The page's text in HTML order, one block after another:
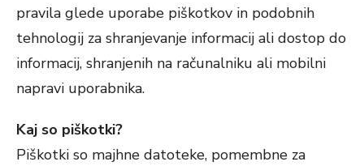
pravila glede uporabe piškotkov in podobnih
tehnologij za shranjevanje informacij ali dostop do
informacij, shranjenih na računalniku ali mobilni
napravi uporabnika.
Kaj so piškotki?
Piškotki so majhne datoteke, pomembne za